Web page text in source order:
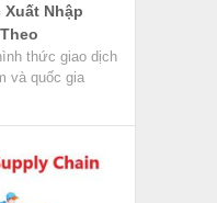
Nhập
thức giao dịch
và quốc gia